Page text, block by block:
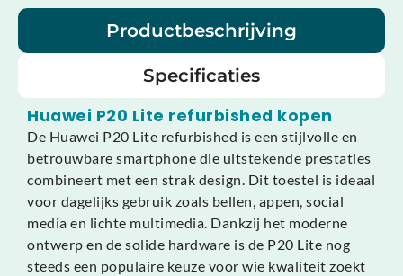
Productbeschrijving
Specificaties
Huawei P20 Lite refurbished kopen
De Huawei P20 Lite refurbished is een stijlvolle en
betrouwbare smartphone die uitstekende prestaties
combineert met een strak design. Dit toestel is ideaal
voor dagelijks gebruik zoals bellen, appen, social
media en lichte multimedia. Dankzij het moderne
ontwerp en de solide hardware is de P20 Lite nog
steeds een populaire keuze voor wie kwaliteit zoekt